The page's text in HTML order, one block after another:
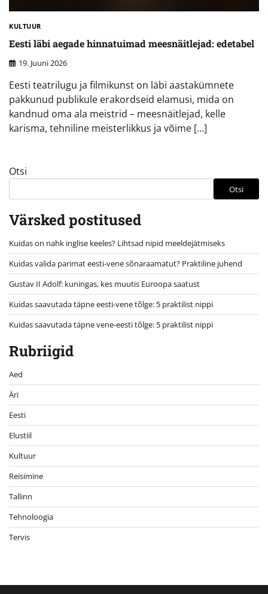
KULTUUR
Eesti läbi aegade hinnatuimad meesnäitlejad: edetabel
19. Juuni 2026
Eesti teatrilugu ja filmikunst on läbi aastakümnete
pakkunud publikule erakordseid elamusi, mida on
kandnud oma ala meistrid – meesnäitlejad, kelle
karisma, tehniline meisterlikkus ja võime […]
Otsi
Otsi
Värsked postitused
Kuidas on nahk inglise keeles? Lihtsad nipid meeldejätmiseks
Kuidas valida parimat eesti-vene sõnaraamatut? Praktiline juhend
Gustav II Adolf: kuningas, kes muutis Euroopa saatust
Kuidas saavutada täpne eesti-vene tõlge: 5 praktilist nippi
Kuidas saavutada täpne vene-eesti tõlge: 5 praktilist nippi
Rubriigid
Aed
Äri
Eesti
Elustiil
Kultuur
Reisimine
Tallinn
Tehnoloogia
Tervis